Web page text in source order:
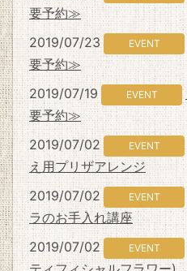
要予約≫
2019/07/23
EVENT
要予約≫
2019/07/19
EVENT
要予約≫
2019/07/02
EVENT
え用プリザアレンジ
2019/07/02
EVENT
ラのお手入れ講座
2019/07/02
EVENT